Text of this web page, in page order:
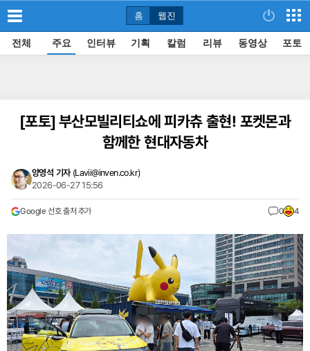
홈 웹진
전체 주요 인터뷰 기획 칼럼 리뷰 동영상 포토
[포토]부산모빌리티쇼에 피카츄 출현! 포켓몬과
함께한 현대자동차
양영석 기자 (Lavii@inven.co.kr)
2026-06-27 15:56
Google 선호 출처 추가 0 4